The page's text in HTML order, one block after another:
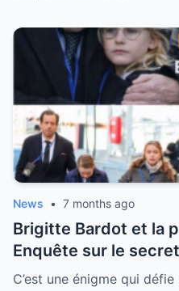
News • 7 months ago
Brigitte Bardot et la
Enquête sur le
famille qui a choisi
C’est une énigme qui